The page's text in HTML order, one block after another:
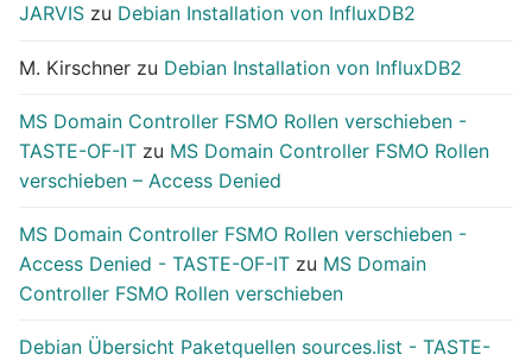
JARVIS zu Debian Installation von InfluxDB2
M. Kirschner zu Debian Installation von InfluxDB2
MS Domain Controller FSMO Rollen verschieben -
TASTE-OF-IT zu MS Domain Controller FSMO Rollen
verschieben – Access Denied
MS Domain Controller FSMO Rollen verschieben -
Access Denied - TASTE-OF-IT zu MS Domain
Controller FSMO Rollen verschieben
Debian Übersicht Paketquellen sources.list - TASTE-